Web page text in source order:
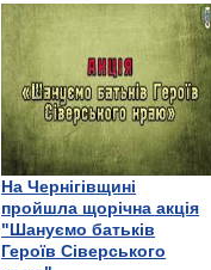
На Чернігівщині
пройшла щорічна акція
"Шануємо батьків
Героїв Сіверського